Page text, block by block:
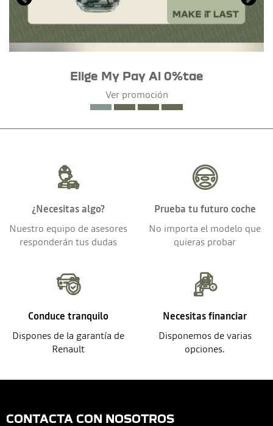
Elige My Pay Al 0%tae
Ver promoción
¿Necesitas algo?
Nuestro equipo de asesores
responderán tus dudas
Prueba tu futuro coche
No importa el modelo que
quieras probar
Conduce tranquilo
Dispones de la garantía de
Renault
Necesitas financiar
Disponemos de varias
opciones.
CONTACTA CON NOSOTROS